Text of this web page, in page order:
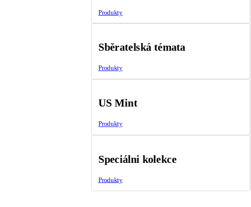
Produkty
Sběratelská témata
Produkty
US Mint
Produkty
Speciálni kolekce
Produkty